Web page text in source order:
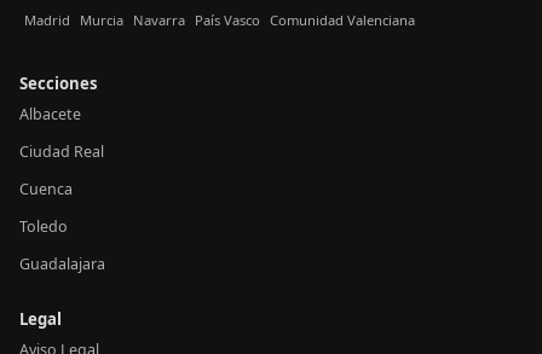
Madrid Murcia Navarra País Vasco Comunidad Valenciana
Secciones
Albacete
Ciudad Real
Cuenca
Toledo
Guadalajara
Legal
Aviso Legal